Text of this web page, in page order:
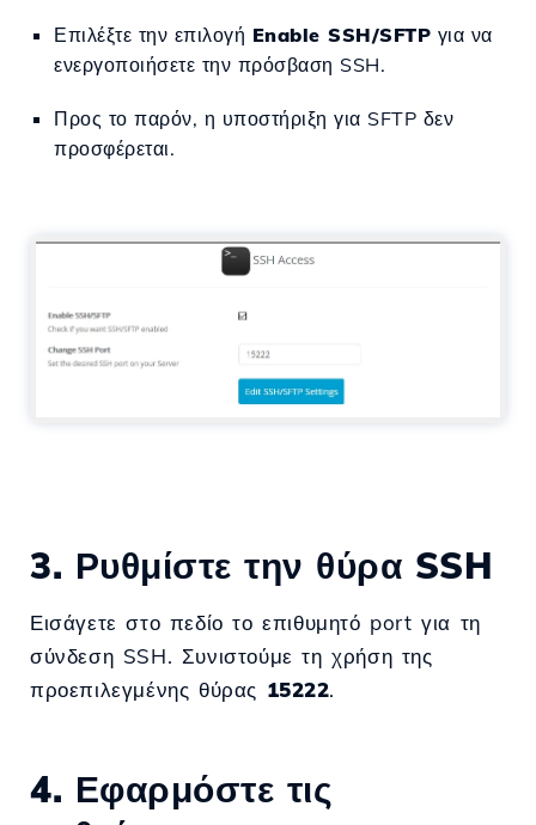
Επιλέξτε την επιλογή Enable SSH/SFTP για να
ενεργοποιήσετε την πρόσβαση SSH.
Προς το παρόν, η υποστήριξη για SFTP δεν
προσφέρεται.
3. Ρυθμίστε την θύρα SSH
Εισάγετε στο πεδίο το επιθυμητό port για τη
σύνδεση SSH. Συνιστούμε τη χρήση της
προεπιλεγμένης θύρας 15222.
4. Εφαρμόστε τις